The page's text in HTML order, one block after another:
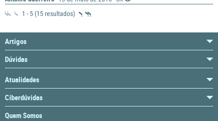
1 - 5 (15 resultados)
Artigos
Dúvidas
Atualidades
Ciberdúvidas
Quem Somos